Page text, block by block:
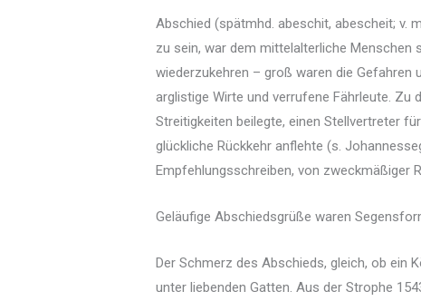
Abschied (spätmhd. abeschit, abescheit; v.
zu sein, war dem mittelalterliche Menschen
wiederzukehren – groß waren die Gefahren
arglistige Wirte und verrufene Fährleute. Zu
Streitigkeiten beilegte, einen Stellvertreter
glückliche Rückkehr anflehte (s.
Empfehlungsschreiben, von zweckmäßiger
Geläufige Abschiedsgrüße waren
Der Schmerz des Abschieds, gleich, ob ein
unter liebenden Gatten. Aus der Strophe